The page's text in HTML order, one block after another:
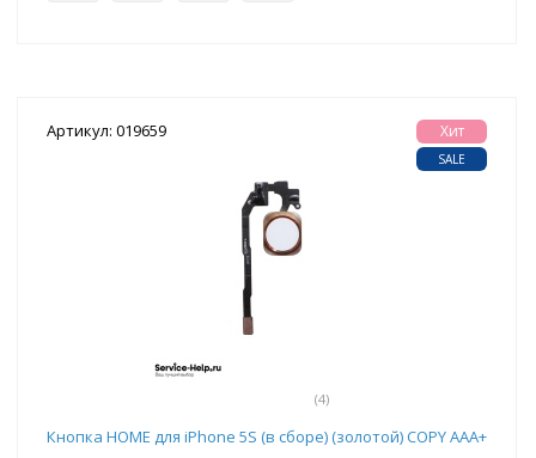
Артикул: 019659
(4)
Хит
SALE
Кнопка HOME для iPhone 5S (в сборе) (золотой) COPY AAA+